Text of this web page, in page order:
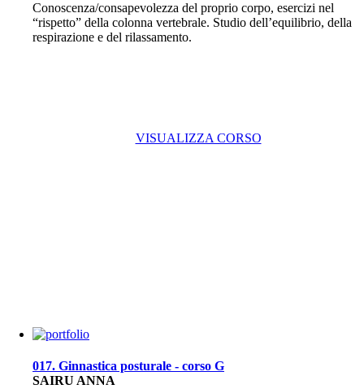
Conoscenza/consapevolezza del proprio corpo, esercizi nel
“rispetto” della colonna vertebrale. Studio dell’equilibrio, della
respirazione e del rilassamento.
VISUALIZZA CORSO
017. Ginnastica posturale - corso G
SAIRU ANNA